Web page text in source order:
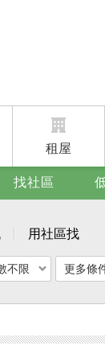
租屋
找社區
用社區找
不限 更多條